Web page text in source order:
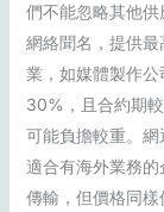
們不能忽略其他
網絡聞名，提供
業，如媒體製作
30%，且合約期
可能負擔較重。
適合有海外業務
傳輸，但價格同